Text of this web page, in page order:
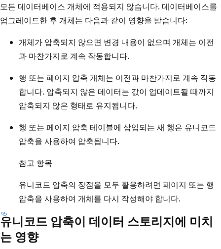
모든 데이터베이스 개체에 적용되지 않습니다. 데이터베이스를
업그레이드한 후 개체는 다음과 같이 영향을 받습니다:
개체가 압축되지 않으면 변경 내용이 없으며 개체는 이전
과 마찬가지로 계속 작동합니다.
행 또는 페이지 압축 개체는 이전과 마찬가지로 계속 작동
합니다. 압축되지 않은 데이터는 값이 업데이트될 때까지
압축되지 않은 형태로 유지됩니다.
행 또는 페이지 압축 테이블에 삽입되는 새 행은 유니코드
압축을 사용하여 압축됩니다.
참고 항목
유니코드 압축의 장점을 모두 활용하려면 페이지 또는 행
압축을 사용하여 개체를 다시 작성해야 합니다.
유니코드 압축이 데이터 스토리지에 미치
는 영향